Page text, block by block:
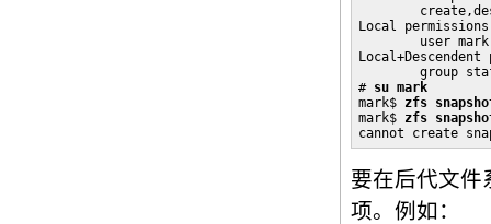
Local
user
group
# su mark
mark$ zfs
mark$ zfs
cannot create
要在后代文
项。例如：